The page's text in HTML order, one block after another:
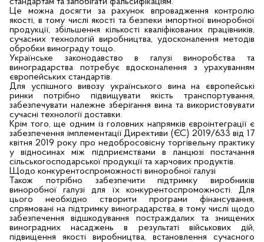
Це можна досягти за рахунок впровадження контролю
якості, в тому числі якості та безпеки імпортної виноробної
продукції, збільшення кількості кваліфікованих працівників,
сучасних технологій виробництва, удосконалення методів
обробки винограду тощо.
Українське законодавство в галузі виноробства та
виноградарства потребує вдосконалення з урахуванням
європейських стандартів.
Для успішного вивозу українського вина на європейські
ринки потрібно підвищувати якість транспортування,
забезпечувати належне зберігання вина та використовувати
сучасні технології доставки.
Крім того, ще одним із головних напрямків євроінтеграції є
забезпечення імплементації Директиви (ЄС) 2019/633 від 17
квітня 2019 року про недобросовісну торгівельну практику
у відносинах між підприємствами в ланцюзі постачання
сільськогосподарської продукції та харчових продуктів.
Щодо конкурентоспроможності виноробної галузі
Також потрібно забезпечити підтримку виробників
виноробної галузі для їх конкурентоспроможності. Для
цього необхідно створити програми фінансування,
спрямовані на підтримку виноградарства, в тому числі щодо
забезпечення відшкодування постраждалих та знищених
виноградних насаджень в результаті військових дій,
підвищення якості виробництва, встановлення сучасного